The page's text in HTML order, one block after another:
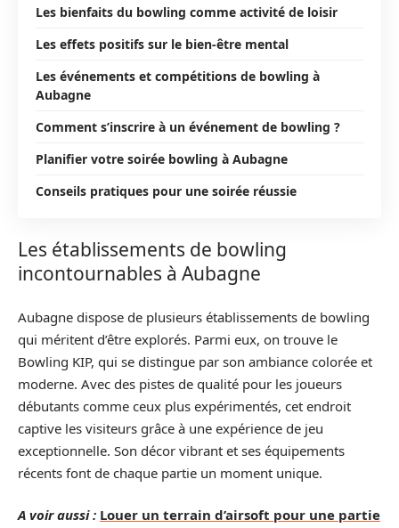
Les bienfaits du bowling comme activité de loisir
Les effets positifs sur le bien-être mental
Les événements et compétitions de bowling à
Aubagne
Comment s’inscrire à un événement de bowling ?
Planifier votre soirée bowling à Aubagne
Conseils pratiques pour une soirée réussie
Les établissements de bowling
incontournables à Aubagne
Aubagne dispose de plusieurs établissements de bowling
qui méritent d’être explorés. Parmi eux, on trouve le
Bowling KIP, qui se distingue par son ambiance colorée et
moderne. Avec des pistes de qualité pour les joueurs
débutants comme ceux plus expérimentés, cet endroit
captive les visiteurs grâce à une expérience de jeu
exceptionnelle. Son décor vibrant et ses équipements
récents font de chaque partie un moment unique.
A voir aussi : Louer un terrain d’airsoft pour une partie